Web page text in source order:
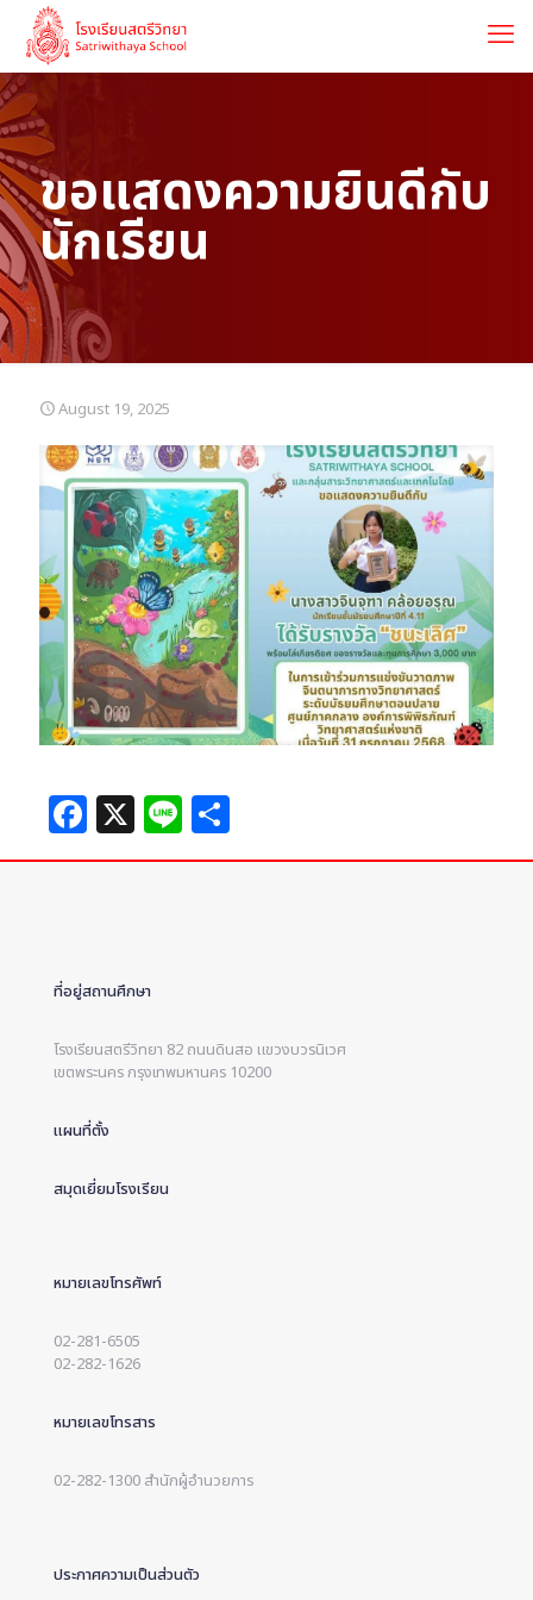
ขอแสดงความยินดีกับ
นักเรียน
August 19, 2025
Facebook
X LineShare
ที่อยู่สถานศึกษา
โรงเรียนสตรีวิทยา 82 ถนนดินสอ แขวงบวรนิเวศ
เขตพระนคร กรุงเทพมหานคร 10200
แผนที่ตั้ง
สมุดเยี่ยมโรงเรียน
หมายเลขโทรศัพท์
02-281-6505
02-282-1626
หมายเลขโทรสาร
02-282-1300 สำนักผู้อำนวยการ
ประกาศความเป็นส่วนตัว